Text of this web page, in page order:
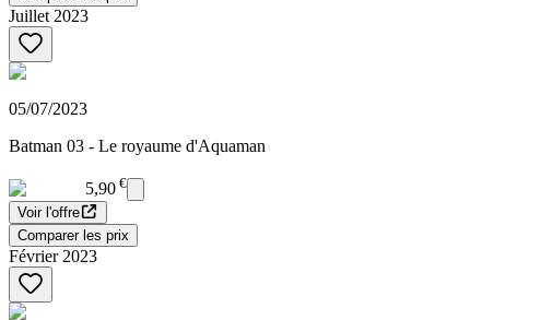
Juillet 2023
05/07/2023
Batman 03 - Le royaume d'Aquaman
5,90 €
Voir l'offre
Comparer les prix
Février 2023